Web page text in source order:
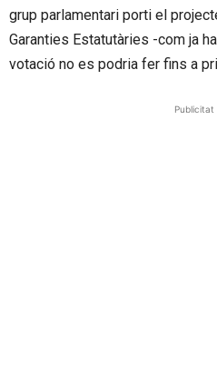
grup parlamentari porti el
Garanties Estatutàries -com ja
votació no es podria fer fins a
Publicitat